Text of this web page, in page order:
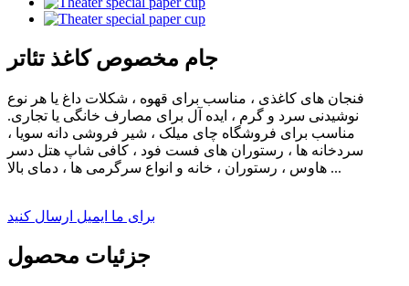
جام مخصوص کاغذ تئاتر
فنجان های کاغذی ، مناسب برای قهوه ، شکلات داغ یا هر نوع
نوشیدنی سرد و گرم ، ایده آل برای مصارف خانگی یا تجاری.
مناسب برای فروشگاه چای میلک ، شیر فروشی دانه سویا ،
سردخانه ها ، رستوران های فست فود ، کافی شاپ هتل دسر
هاوس ، رستوران ، خانه و انواع سرگرمی ها ، دمای بالا ...
برای ما ایمیل ارسال کنید
جزئیات محصول